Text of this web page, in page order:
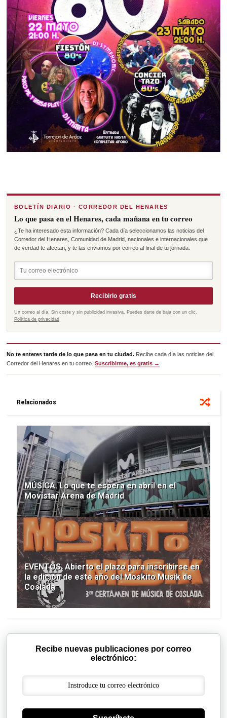
BOLETÍN DIARIO · CORREDOR DEL HENARES
Lo que pasa en el Henares, cada mañana en tu correo
¿Te ha interesado esta información? Cada día seleccionamos las noticias del
Corredor del Henares, Comunidad de Madrid, nacionales e internacionales que
de verdad te afectan, y te las enviamos por correo al final de tu jornada.
Recibirlo gratis
Un correo al día. Sin coste y sin publicidad invasiva. Puedes darte de baja con un clic.
Política de privacidad
No te enteres tarde de lo que pasa en tu ciudad. Recibe cada día las noticias del
Corredor del Henares en tu correo.Suscribirme, es gratis →
Relacionados
MÚSICA. Lo que te espera en abril en el
Movistar Arena de Madrid
EVENTOS. Abierto el plazo para inscribirse en
la edición de este año del Moskito Musik de
Coslada
Recibe nuevas publicaciones por correo
electrónico: